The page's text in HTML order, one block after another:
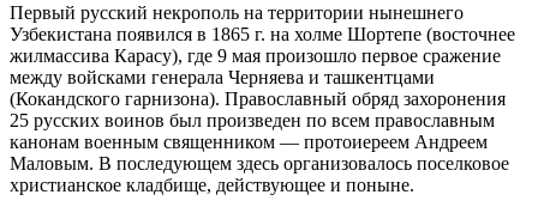
Первый русский некрополь на территории нынешнего
Узбекистана появился в 1865 г. на холме Шортепе (восточнее
жилмассива Карасу), где 9 мая произошло первое сражение
между войсками генерала Черняева и ташкентцами
(Кокандского гарнизона). Православный обряд захоронения
25 русских воинов был произведен по всем православным
канонам военным священником — протоиереем Андреем
Маловым. В последующем здесь организовалось поселковое
христианское кладбище, действующее и поныне.